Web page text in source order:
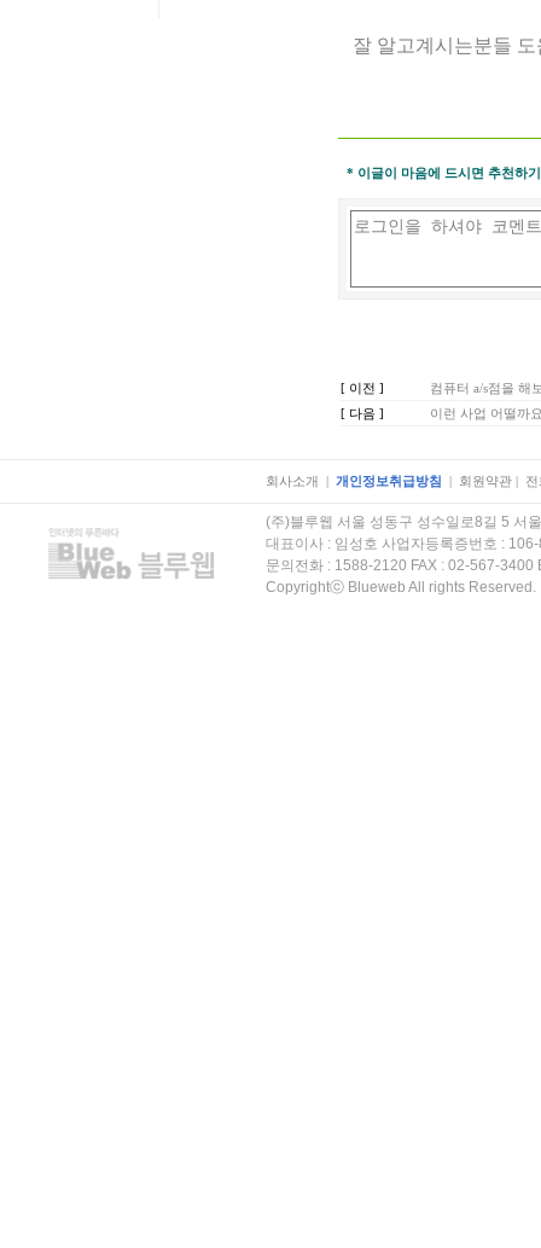
잘 알고계시는분들
* 이글이 마음에 드시면 추천하
[ 이전 ]
컴퓨터 a/s점을 해
[ 다음 ]
이런 사업 어떨까
회사소개 | 개인정보취급방침 | 회원약관 |
(주)블루웹 서울 성동구 성수일로8길 5 서
대표이사 : 임성호 사업자등록증번호 :
문의전화 : 1588-2120 FAX : 02-567-3400
Copyrightⓒ Blueweb All rights Reserved.